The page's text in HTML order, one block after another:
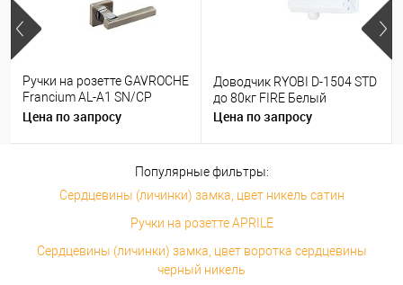
Ручки на розетте GAVROCHE
Francium AL-A1 SN/CP
никель/хром
Цена по запросу
Доводчик RYOBI D-1504 STD
до 80кг FIRE Белый
Цена по запросу
Популярные фильтры:
Сердцевины (личинки) замка, цвет никель сатин
Ручки на розетте APRILE
Сердцевины (личинки) замка, цвет воротка сердцевины
черный никель